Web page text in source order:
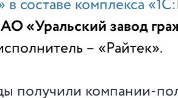
в составе комплекса
АО «Уральский завод
– «Райтек».
получили компании-